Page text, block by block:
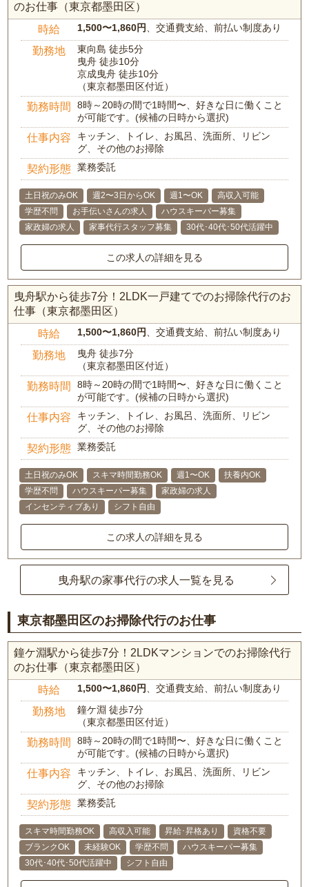
のお仕事（東京都墨田区）
時給 1,500〜1,860円、交通費支給、前払い制度あり
勤務地
東向島 徒歩5分
曳舟 徒歩10分
京成曳舟 徒歩10分
（東京都墨田区付近）
勤務時間
8時～20時の間で1時間〜、好きな日に働くこと
が可能です。(候補の日時から選択)
仕事内容
キッチン、トイレ、お風呂、洗面所、リビン
グ、その他のお掃除
契約形態 業務委託
土日祝のみOK 週2〜3日からOK 週1〜OK
高収入可能
学歴不問
お手伝いさんの求人
ハウスキーパー募集
家政婦の求人
家事代行スタッフ募集 30代･40代･50代活躍中
この求人の詳細を見る
曳舟駅から徒歩7分！2LDK一戸建てでのお掃除代行のお
仕事（東京都墨田区）
時給 1,500〜1,860円、交通費支給、前払い制度あり
勤務地
曳舟 徒歩7分
（東京都墨田区付近）
勤務時間
8時～20時の間で1時間〜、好きな日に働くこと
が可能です。(候補の日時から選択)
仕事内容
キッチン、トイレ、お風呂、洗面所、リビン
グ、その他のお掃除
契約形態 業務委託
土日祝のみOK スキマ時間勤務OK 週1〜OK
扶養内OK
学歴不問
ハウスキーパー募集
家政婦の求人
インセンティブあり
シフト自由
この求人の詳細を見る
曳舟駅の家事代行の求人一覧を見る
東京都墨田区のお掃除代行のお仕事
鐘ケ淵駅から徒歩7分！2LDKマンションでのお掃除代行
のお仕事（東京都墨田区）
時給 1,500〜1,860円 、交通費支給、前払い制度あり
勤務地
鐘ケ淵 徒歩7分
（東京都墨田区付近）
勤務時間
8時～20時の間で1時間〜、好きな日に働くこと
が可能です。(候補の日時から選択)
仕事内容
キッチン、トイレ、お風呂、洗面所、リビン
グ、その他のお掃除
契約形態 業務委託
スキマ時間勤務OK 高収入可能 昇給･昇格あり
資格不要
ブランクOK
未経験OK 学歴不問
ハウスキーパー募集
30代･40代･50代活躍中
シフト自由